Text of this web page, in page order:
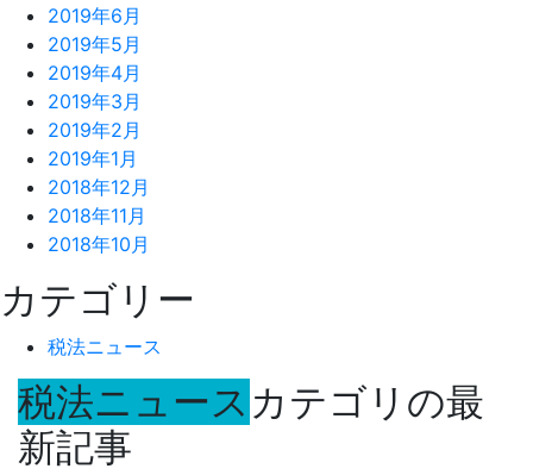
2019年6月
2019年5月
2019年4月
2019年3月
2019年2月
2019年1月
2018年12月
2018年11月
2018年10月
カテゴリー
税法ニュース
税法ニュース カテゴリの最
新記事